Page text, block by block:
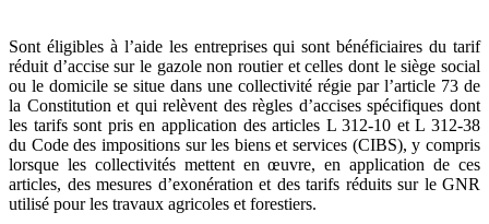
Sont éligibles à l’aide les entreprises qui sont bénéficiaires du tarif
réduit d’accise sur le gazole non routier et celles dont le siège social
ou le domicile se situe dans une collectivité régie par l’article 73 de
la Constitution et qui relèvent des règles d’accises spécifiques dont
les tarifs sont pris en application des articles L 312-10 et L 312-38
du Code des impositions sur les biens et services (CIBS), y compris
lorsque les collectivités mettent en œuvre, en application de ces
articles, des mesures d’exonération et des tarifs réduits sur le GNR
utilisé pour les travaux agricoles et forestiers.